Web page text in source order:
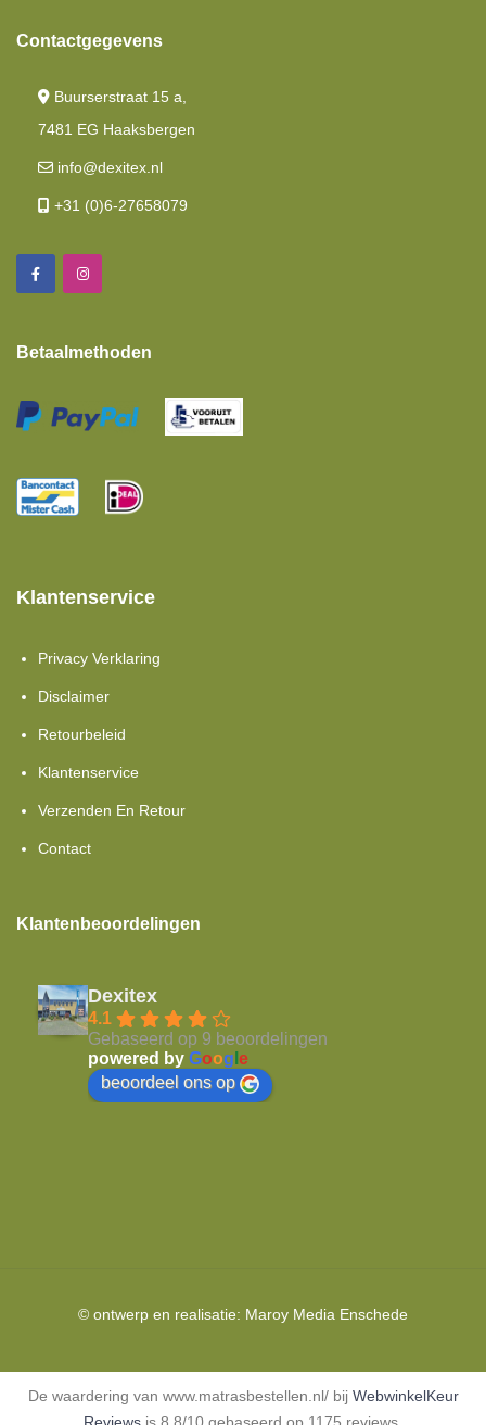
Contactgegevens
Buurserstraat 15 a,
7481 EG Haaksbergen
info@dexitex.nl
+31 (0)6-27658079
Betaalmethoden
Klantenservice
Privacy Verklaring
Disclaimer
Retourbeleid
Klantenservice
Verzenden En Retour
Contact
Klantenbeoordelingen
Dexitex
4.1
Gebaseerd op 9 beoordelingen
powered by Goog e
beoordeel ons op
© ontwerp en realisatie: Maroy Media Enschede
De waardering van www.matrasbestellen.nl/ bij WebwinkelKeur